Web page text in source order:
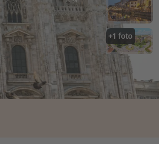
+1 foto